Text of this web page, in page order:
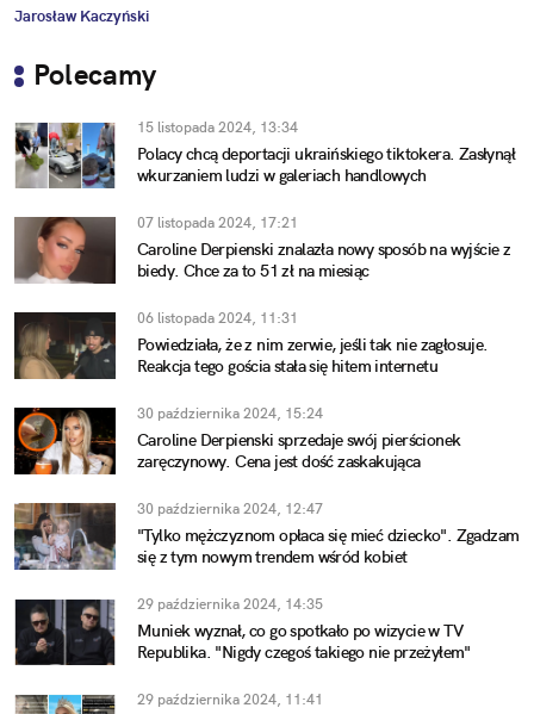
Jarosław Kaczyński
Polecamy
15 listopada 2024, 13:34
Polacy chcą deportacji ukraińskiego tiktokera. Zasłynął
wkurzaniem ludzi w galeriach handlowych
07 listopada 2024, 17:21
Caroline Derpienski znalazła nowy sposób na wyjście z
biedy. Chce za to 51 zł na miesiąc
06 listopada 2024, 11:31
Powiedziała, że z nim zerwie, jeśli tak nie zagłosuje.
Reakcja tego gościa stała się hitem internetu
30 października 2024, 15:24
Caroline Derpienski sprzedaje swój pierścionek
zaręczynowy. Cena jest dość zaskakująca
30 października 2024, 12:47
"Tylko mężczyznom opłaca się mieć dziecko". Zgadzam
się z tym nowym trendem wśród kobiet
29 października 2024, 14:35
Muniek wyznał, co go spotkało po wizycie w TV
Republika. "Nigdy czegoś takiego nie przeżyłem"
29 października 2024, 11:41